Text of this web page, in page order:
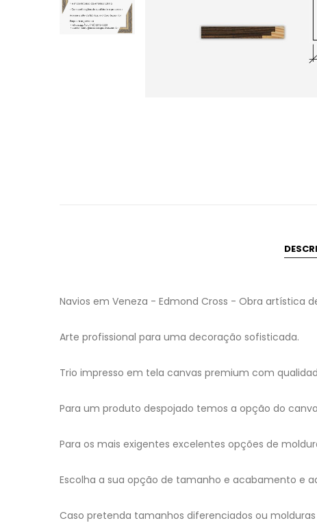
Navios em Veneza - Edmond Cross - Obra artística
Arte profissional para uma decoração sofisticada.
Trio impresso em tela canvas premium com
Para um produto despojado temos a opção do
Para os mais exigentes excelentes opções de
Escolha a sua opção de tamanho e acabamento e
Caso pretenda tamanhos diferenciados ou